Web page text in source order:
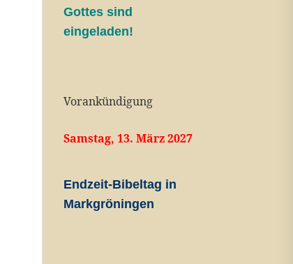
Gottes sind
eingeladen!
Vorankündigung
Samstag, 13. März 2027
Endzeit-Bibeltag in
Markgröningen